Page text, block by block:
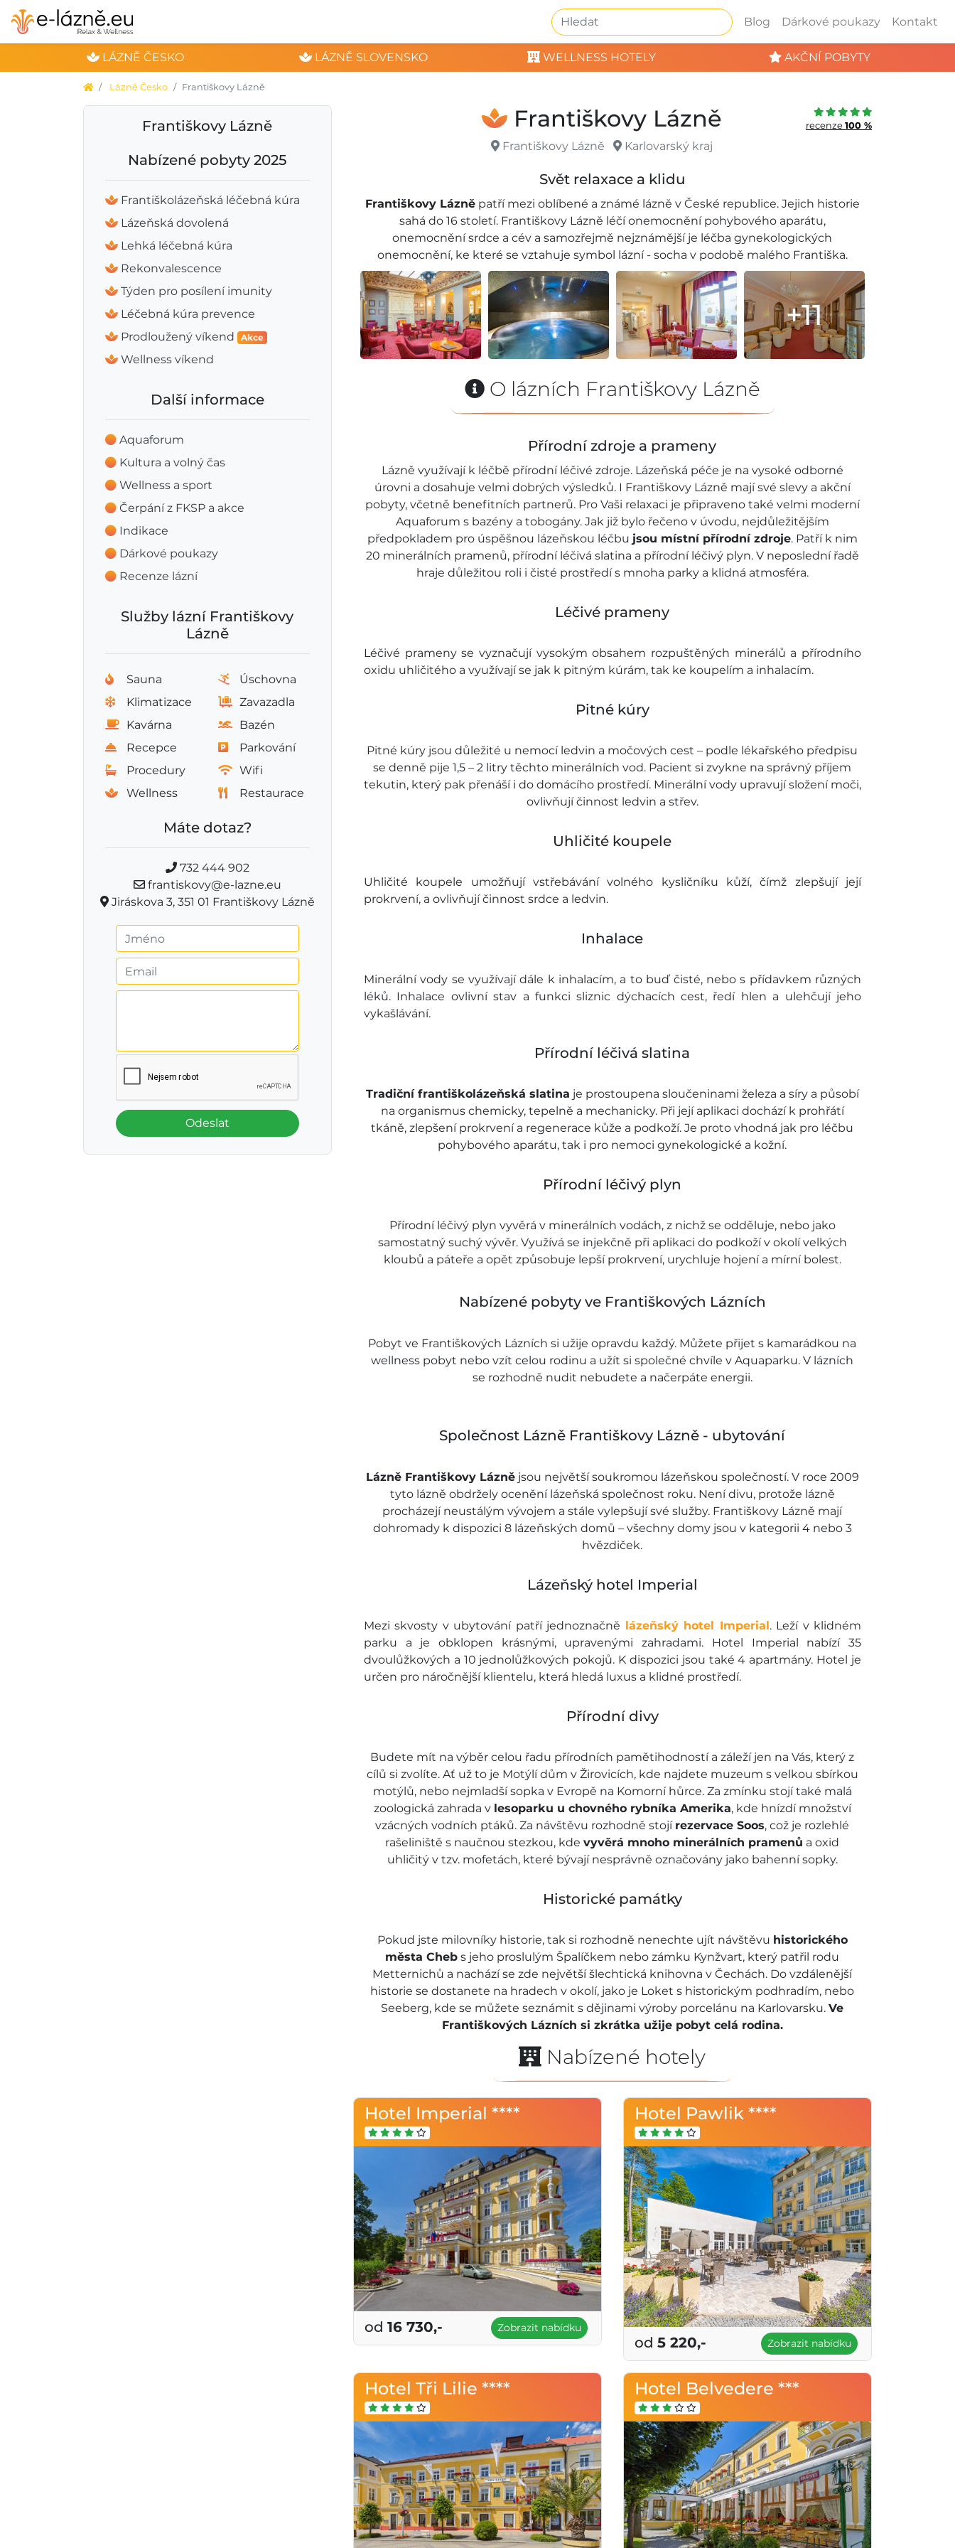
Blog Dárkové poukazy Kontakt
LÁZNĚ ČESKO LÁZNĚ SLOVENSKO WELLNESS HOTELY AKČNÍ POBYTY
Lázně Česko Františkovy Lázně
Františkovy Lázně
Nabízené pobyty 2025
Františkolázeňská léčebná kúra
Lázeňská dovolená
Lehká léčebná kúra
Rekonvalescence
Týden pro posílení imunity
Léčebná kúra prevence
Prodloužený víkend
Akce
Wellness víkend
Další informace
Aquaforum
Kultura a volný čas
Wellness a sport
Čerpání z FKSP a akce
Indikace
Dárkové poukazy
Recenze lázní
Služby lázní Františkovy
Lázně
Sauna
Úschovna
Klimatizace
Zavazadla
Kavárna
Bazén
Recepce
Parkování
Procedury
Wifi
Wellness
Restaurace
Máte dotaz?
732 444 902
frantiskovy@e-lazne.eu
Jiráskova 3, 351 01 Františkovy Lázně
Odeslat
Františkovy Lázně
Františkovy Lázně Karlovarský kraj
recenze 100 %
Svět relaxace a klidu
Františkovy Lázněpatří mezi oblíbené a známé lázně v České republice. Jejich historie
sahá do 16 století. Františkovy Lázně léčí onemocnění pohybového aparátu,
onemocnění srdce a cév a samozřejmě nejznámější je léčba gynekologických
onemocnění, ke které se vztahuje symbol lázní - socha v podobě malého Františka.
+11
O lázních Františkovy Lázně
Přírodní zdroje a prameny
Lázně využívají k léčbě přírodní léčivé zdroje. Lázeňská péče je na vysoké odborné
úrovni a dosahuje velmi dobrých výsledků. I Františkovy Lázně mají své slevy a akční
pobyty, včetně benefitních partnerů. Pro Vaši relaxaci je připraveno také velmi moderní
Aquaforum s bazény a tobogány. Jak již bylo řečeno v úvodu, nejdůležitějším
předpokladem pro úspěšnou lázeňskou léčbu jsou místní přírodní zdroje. Patří k nim
20 minerálních pramenů, přírodní léčivá slatina a přírodní léčivý plyn. V neposlední řadě
hraje důležitou roli i čisté prostředí s mnoha parky a klidná atmosféra.
Léčivé prameny
Léčivé prameny se vyznačují vysokým obsahem rozpuštěných minerálů a přírodního
oxidu uhličitého a využívají se jak k pitným kúrám, tak ke koupelím a inhalacím.
Pitné kúry
Pitné kúry jsou důležité u nemocí ledvin a močových cest – podle lékařského předpisu
se denně pije 1,5 – 2 litry těchto minerálních vod. Pacient si zvykne na správný příjem
tekutin, který pak přenáší i do domácího prostředí. Minerální vody upravují složení moči,
ovlivňují činnost ledvin a střev.
Uhličité koupele
Uhličité koupele umožňují vstřebávání volného kysličníku kůží, čímž zlepšují její
prokrvení, a ovlivňují činnost srdce a ledvin.
Inhalace
Minerální vody se využívají dále k inhalacím, a to buď čisté, nebo s přídavkem různých
léků. Inhalace ovlivní stav a funkci sliznic dýchacích cest, ředí hlen a ulehčují jeho
vykašlávání.
Přírodní léčivá slatina
Tradiční františkolázeňská slatina je prostoupena sloučeninami železa a síry a působí
na organismus chemicky, tepelně a mechanicky. Při její aplikaci dochází k prohřátí
tkáně, zlepšení prokrvení a regenerace kůže a podkoží. Je proto vhodná jak pro léčbu
pohybového aparátu, tak i pro nemoci gynekologické a kožní.
Přírodní léčivý plyn
Přírodní léčivý plyn vyvěrá v minerálních vodách, z nichž se odděluje, nebo jako
samostatný suchý vývěr. Využívá se injekčně při aplikaci do podkoží v okolí velkých
kloubů a páteře a opět způsobuje lepší prokrvení, urychluje hojení a mírní bolest.
Nabízené pobyty ve Františkových Lázních
Pobyt ve Františkových Lázních si užije opravdu každý. Můžete přijet s kamarádkou na
wellness pobyt nebo vzít celou rodinu a užít si společné chvíle v Aquaparku. V lázních
se rozhodně nudit nebudete a načerpáte energii.
Společnost Lázně Františkovy Lázně - ubytování
Lázně Františkovy Láznějsou největší soukromou lázeňskou společností. V roce 2009
tyto lázně obdržely ocenění lázeňská společnost roku. Není divu, protože lázně
procházejí neustálým vývojem a stále vylepšují své služby. Františkovy Lázně mají
dohromady k dispozici 8 lázeňských domů – všechny domy jsou v kategorii 4 nebo 3
hvězdiček.
Lázeňský hotel Imperial
Mezi skvosty v ubytování patří jednoznačně lázeňský hotel Imperial. Leží v klidném
parku a je obklopen krásnými, upravenými zahradami. Hotel Imperial nabízí 35
dvoulůžkových a 10 jednolůžkových pokojů. K dispozici jsou také 4 apartmány. Hotel je
určen pro náročnější klientelu, která hledá luxus a klidné prostředí.
Přírodní divy
Budete mít na výběr celou řadu přírodních pamětihodností a záleží jen na Vás, který z
cílů si zvolíte. Ať už to je Motýlí dům v Žirovicích, kde najdete muzeum s velkou sbírkou
motýlů, nebo nejmladší sopka v Evropě na Komorní hůrce. Za zmínku stojí také malá
zoologická zahrada v lesoparku u chovného rybníka Amerika, kde hnízdí množství
vzácných vodních ptáků. Za návštěvu rozhodně stojí rezervace Soos, což je rozlehlé
rašeliniště s naučnou stezkou, kdevyvěrá mnoho minerálních pramenů a oxid
uhličitý v tzv. mofetách, které bývají nesprávně označovány jako bahenní sopky.
Historické památky
Pokud jste milovníky historie, tak si rozhodně nenechte ujít návštěvu historického
města Cheb s jeho proslulým Špalíčkem nebo zámku Kynžvart, který patřil rodu
Metternichů a nachází se zde největší šlechtická knihovna v Čechách. Do vzdálenější
historie se dostanete na hradech v okolí, jako je Loket s historickým podhradím, nebo
Seeberg, kde se můžete seznámit s dějinami výroby porcelánu na Karlovarsku.Ve
Františkových Lázních si zkrátka užije pobyt celá rodina.
Nabízené hotely
Hotel Imperial ****
od 16 730,- Zobrazit nabídku
Hotel Pawlik ****
od 5 220,- Zobrazit nabídku
Hotel Tři Lilie **** Hotel Belvedere ***